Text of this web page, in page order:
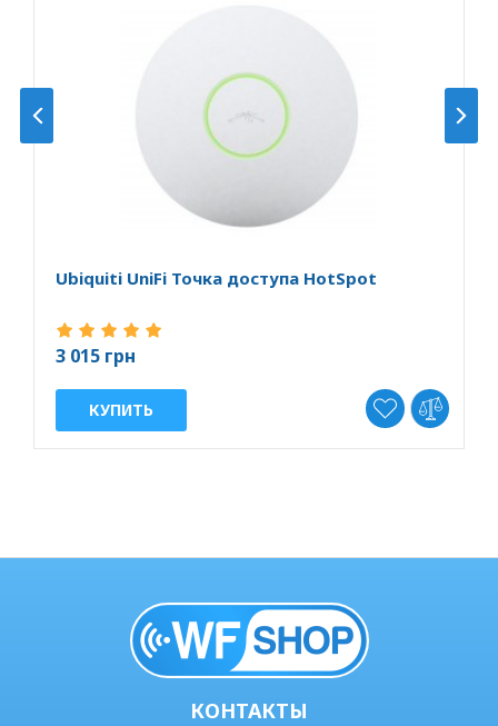
Ubiquiti UniFi Точка доступа HotSpot
3 015 грн
КУПИТЬ
КОНТАКТЫ